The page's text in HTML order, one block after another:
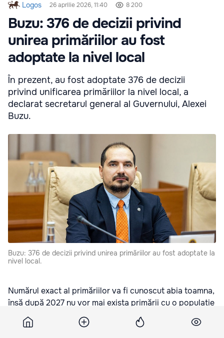
Logos 26 aprilie 2026, 11:40 8 200
Buzu: 376 de decizii privind
unirea primăriilor au fost
adoptate la nivel local
În prezent, au fost adoptate 376 de decizii
privind unificarea primăriilor la nivel local, a
declarat secretarul general al Guvernului, Alexei
Buzu.
Buzu: 376 de decizii privind unirea primăriilor au fost adoptate la
nivel local.
Numărul exact al primăriilor va fi cunoscut abia toamna,
însă după 2027 nu vor mai exista primării cu o populație
mai mică de 3.000 de locuitori. Până atunci, 80% dintre
ele trebuie să se unească, a declarat anterior Alexei